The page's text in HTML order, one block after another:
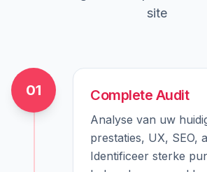
site
01 Complete Audit
Analyse van uw
prestaties, UX, SEO,
Identificeer sterke